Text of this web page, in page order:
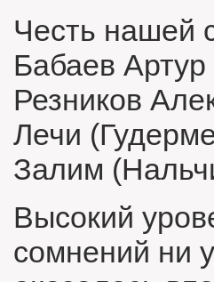
Честь нашей
Бабаев
Резников
Лечи
Залим
Высокий
сомнений ни